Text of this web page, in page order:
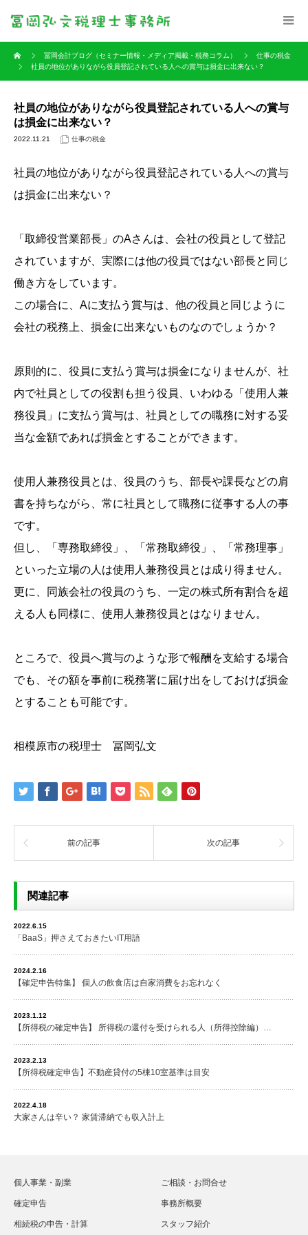
冨岡会計ブログ（セミナー情報・メディア掲載・税務コラム）
仕事の税金
社員の地位がありながら役員登記されている人への賞与は損金に出来ない？
社員の地位がありながら役員登記されている人への賞与
は損金に出来ない？
2022.11.21 仕事の税金
社員の地位がありながら役員登記されている人への賞与
は損金に出来ない？
「取締役営業部長」のAさんは、会社の役員として登記
されていますが、実際には他の役員ではない部長と同じ
働き方をしています。
この場合に、Aに支払う賞与は、他の役員と同じように
会社の税務上、損金に出来ないものなのでしょうか？
原則的に、役員に支払う賞与は損金になりませんが、社
内で社員としての役割も担う役員、いわゆる「使用人兼
務役員」に支払う賞与は、社員としての職務に対する妥
当な金額であれば損金とすることができます。
使用人兼務役員とは、役員のうち、部長や課長などの肩
書を持ちながら、常に社員として職務に従事する人の事
です。
但し、「専務取締役」、「常務取締役」、「常務理事」
といった立場の人は使用人兼務役員とは成り得ません。
更に、同族会社の役員のうち、一定の株式所有割合を超
える人も同様に、使用人兼務役員とはなりません。
ところで、役員へ賞与のような形で報酬を支給する場合
でも、その額を事前に税務署に届け出をしておけば損金
とすることも可能です。
相模原市の税理士 冨岡弘文
前の記事 次の記事
関連記事
2022.6.15
「BaaS」押さえておきたいIT用語
2024.2.16
【確定申告特集】 個人の飲食店は自家消費をお忘れなく
2023.1.12
【所得税の確定申告】 所得税の還付を受けられる人（所得控除編）…
2023.2.13
【所得税確定申告】不動産貸付の5棟10室基準は目安
2022.4.18
大家さんは辛い？ 家賃滞納でも収入計上
個人事業・副業
確定申告
相続税の申告・計算
ご相談・お問合せ
事務所概要
スタッフ紹介